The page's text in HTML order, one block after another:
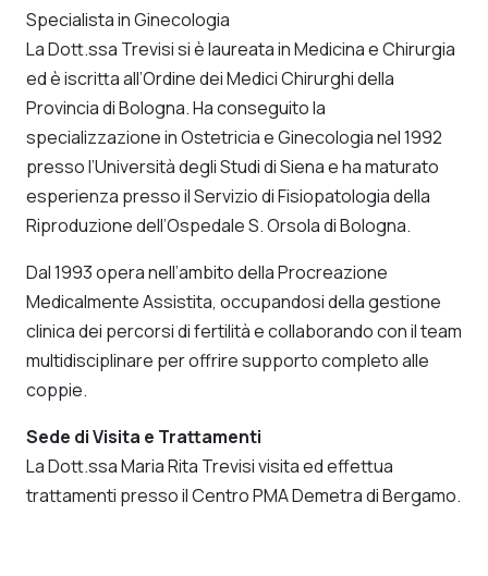
Specialista in Ginecologia
La Dott.ssa Trevisi si è laureata in Medicina e Chirurgia
ed è iscritta all’Ordine dei Medici Chirurghi della
Provincia di Bologna. Ha conseguito la
specializzazione in Ostetricia e Ginecologia nel 1992
presso l’Università degli Studi di Siena e ha maturato
esperienza presso il Servizio di Fisiopatologia della
Riproduzione dell’Ospedale S. Orsola di Bologna.
Dal 1993 opera nell’ambito della Procreazione
Medicalmente Assistita, occupandosi della gestione
clinica dei percorsi di fertilità e collaborando con il team
multidisciplinare per offrire supporto completo alle
coppie.
Sede di Visita e Trattamenti
La Dott.ssa Maria Rita Trevisi visita ed effettua
trattamenti presso il Centro PMA Demetra di Bergamo.